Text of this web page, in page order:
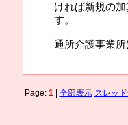
ければ新規の
す。
通所介護事業
Page: 1| 全部表示 スレッ